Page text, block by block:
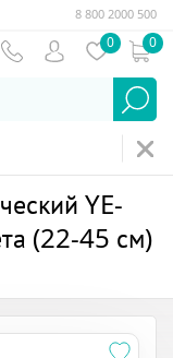
8 800 2000 500
0 0
YE-
(22-45 см)